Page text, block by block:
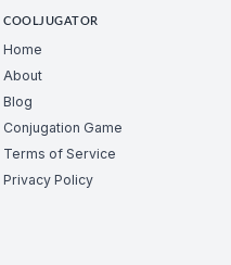
COOLJUGATOR
Home
About
Blog
Conjugation Game
Terms of Service
Privacy Policy